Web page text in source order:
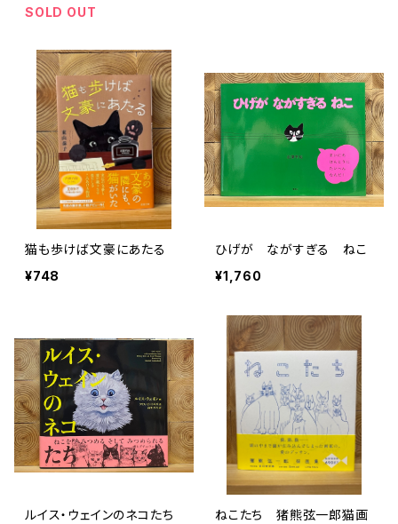
SOLD OUT
猫も歩けば文豪にあたる
¥748
ひげが ながすぎる ねこ
¥1,760
ルイス・ウェインのネコたち
ねこたち 猪熊弦一郎猫画